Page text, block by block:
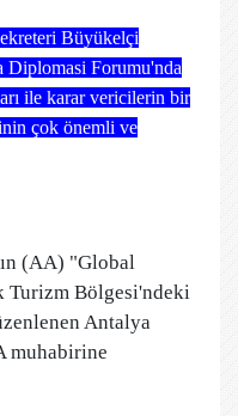
Büyükelçi
Diplomasi Forumu'nda
ile karar vericilerin bir
çok önemli ve
(AA) "Global
Turizm Bölgesi'ndeki
Antalya
muhabirine